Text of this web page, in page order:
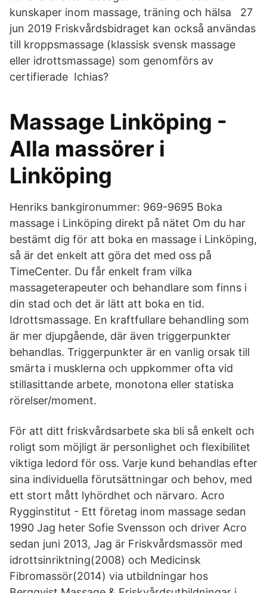
kunskaper inom massage, träning och hälsa 27
jun 2019 Friskvårdsbidraget kan också användas
till kroppsmassage (klassisk svensk massage
eller idrottsmassage) som genomförs av
certifierade Ichias?
Massage Linköping -
Alla massörer i
Linköping
Henriks bankgironummer: 969-9695 Boka
massage i Linköping direkt på nätet Om du har
bestämt dig för att boka en massage i Linköping,
så är det enkelt att göra det med oss på
TimeCenter. Du får enkelt fram vilka
massageterapeuter och behandlare som finns i
din stad och det är lätt att boka en tid.
Idrottsmassage. En kraftfullare behandling som
är mer djupgående, där även triggerpunkter
behandlas. Triggerpunkter är en vanlig orsak till
smärta i musklerna och uppkommer ofta vid
stillasittande arbete, monotona eller statiska
rörelser/moment.
För att ditt friskvårdsarbete ska bli så enkelt och
roligt som möjligt är personlighet och flexibilitet
viktiga ledord för oss. Varje kund behandlas efter
sina individuella förutsättningar och behov, med
ett stort mått lyhördhet och närvaro. Acro
Rygginstitut - Ett företag inom massage sedan
1990 Jag heter Sofie Svensson och driver Acro
sedan juni 2013, Jag är Friskvårdsmassör med
idrottsinriktning(2008) och Medicinsk
Fibromassör(2014) via utbildningar hos